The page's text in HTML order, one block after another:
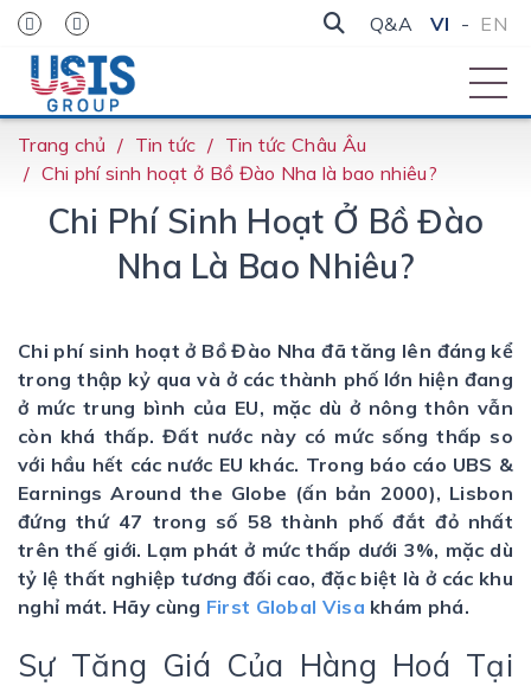
Q&A VI - EN
Trang chủ Tin tức
Tin tức Châu Âu
Chi phí sinh hoạt ở Bồ Đào Nha là bao nhiêu?
Chi Phí Sinh Hoạt Ở Bồ Đào
Nha Là Bao Nhiêu?
Chi phí sinh hoạt ở Bồ Đào Nha đã tăng lên đáng kể
trong thập kỷ qua và ở các thành phố lớn hiện đang
ở mức trung bình của EU, mặc dù ở nông thôn vẫn
còn khá thấp. Đất nước này có mức sống thấp so
với hầu hết các nước EU khác. Trong báo cáo UBS &
Earnings Around the Globe (ấn bản 2000), Lisbon
đứng thứ 47 trong số 58 thành phố đắt đỏ nhất
trên thế giới. Lạm phát ở mức thấp dưới 3%, mặc dù
tỷ lệ thất nghiệp tương đối cao, đặc biệt là ở các khu
nghỉ mát. Hãy cùng First Global Visa khám phá.
Sự Tăng Giá Của Hàng Hoá Tại